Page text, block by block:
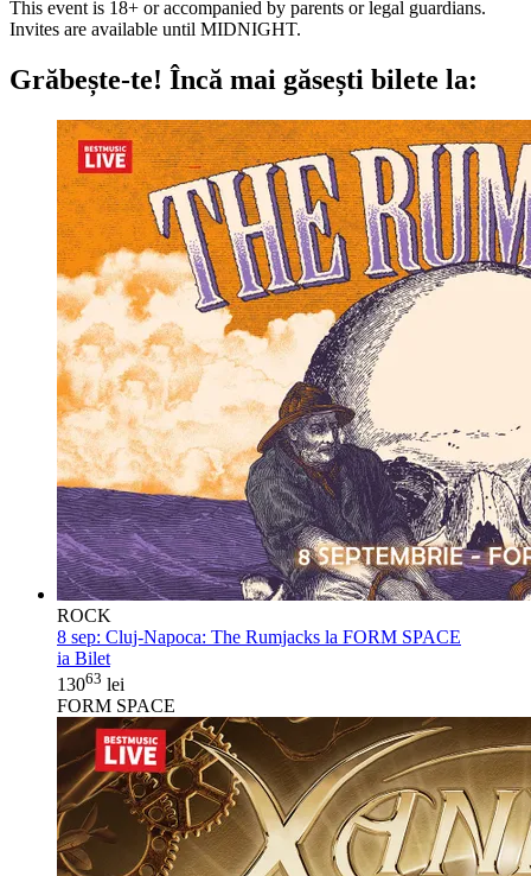
This event is 18+ or accompanied by parents or legal guardians.
Invites are available until MIDNIGHT.
Grăbește-te! Încă mai găsești bilete la:
ROCK
8 sep: Cluj-Napoca: The Rumjacks la FORM SPACE
ia Bilet
13063 lei
FORM SPACE